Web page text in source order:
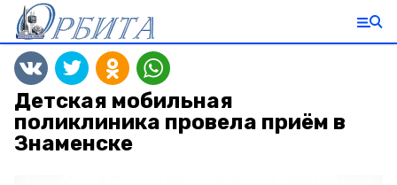
Детская мобильная
поликлиника провела приём в
Знаменске